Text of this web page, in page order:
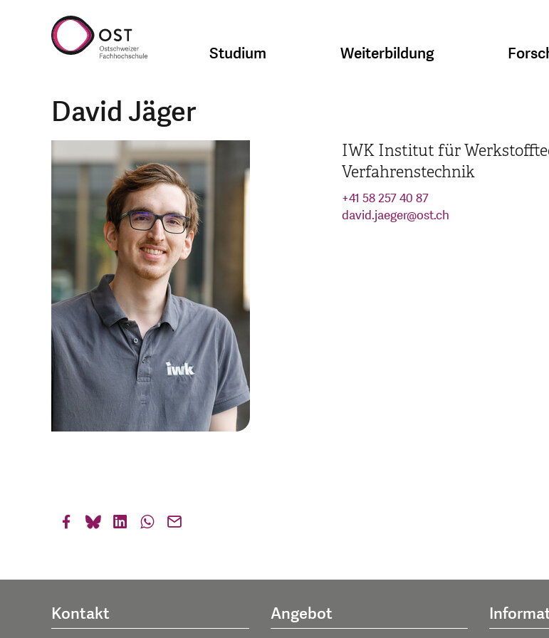
Studium Weiterbildung
David Jäger
IWK Institut für
Verfahrenstechnik
+41 58 257 40 87
david.jaeger@ost.ch
Kontakt Angebot